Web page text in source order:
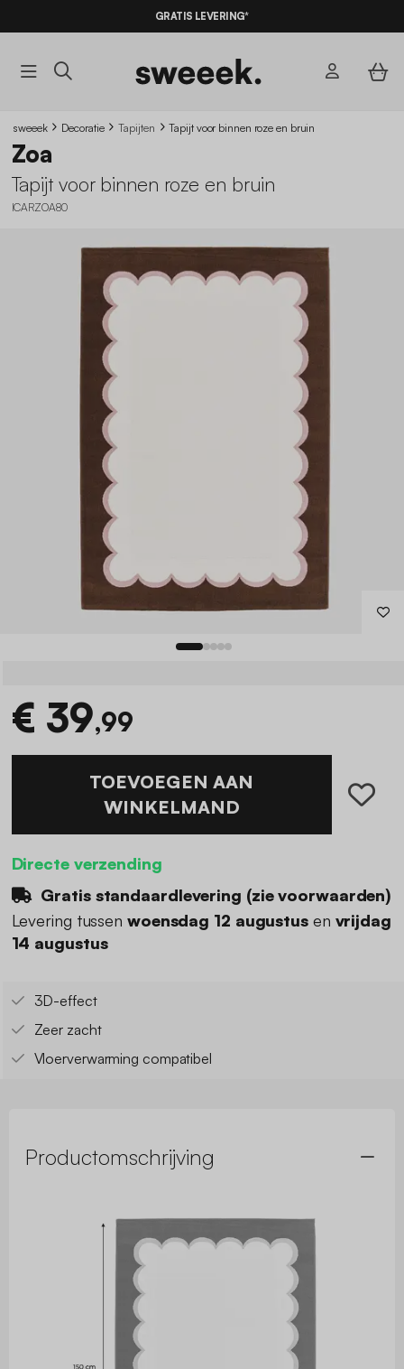
GRATIS LEVERING*
sweeek Decoratie Tapijten Tapijt voor binnen roze en bruin
Zoa
Tapijt voor binnen roze en bruin
ICARZOA80
€ 39,99
TOEVOEGEN AAN
WINKELMAND
Directe verzending
Gratis standaardlevering (zie voorwaarden)
Levering tussen woensdag 12 augustusen vrijdag
14 augustus
3D-effect
Zeer zacht
Vloerverwarming compatibel
Productomschrijving